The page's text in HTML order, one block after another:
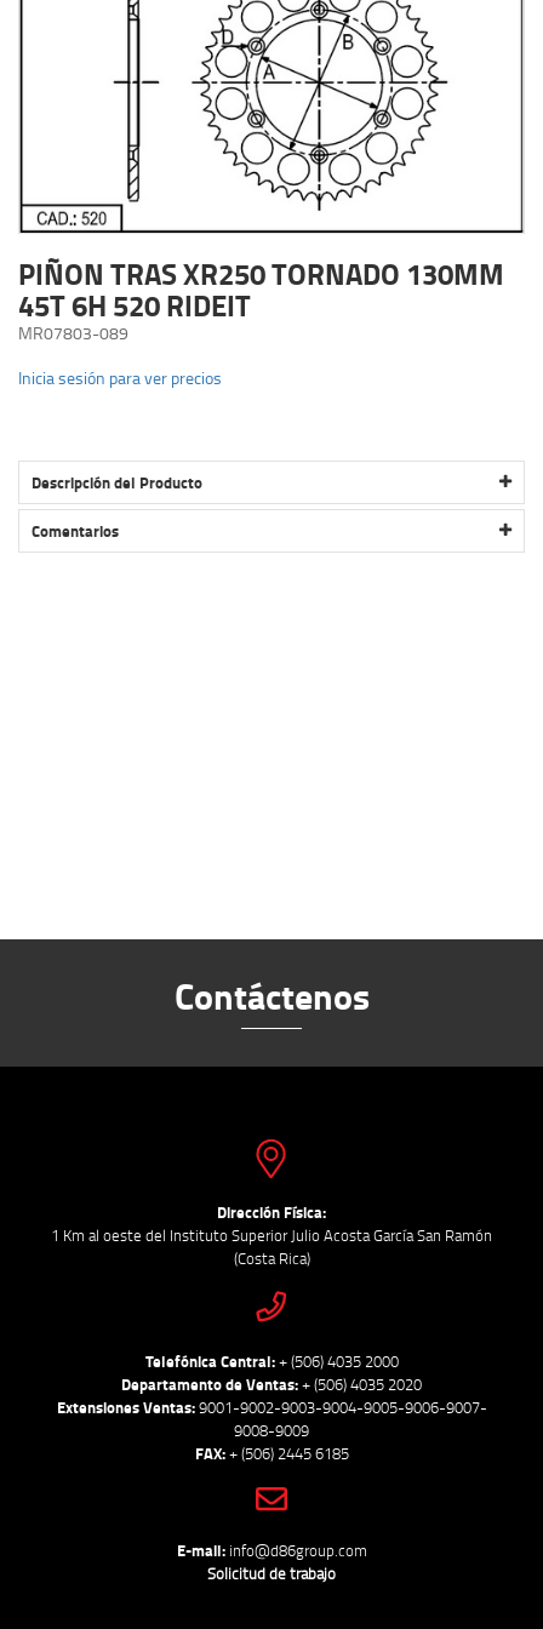
PIÑON TRAS XR250 TORNADO 130MM
45T 6H 520 RIDEIT
MR07803-089
Inicia sesión para ver precios
Descripción del Producto
PIÑON TRAS XR250 TORNADO 130MM 45T 6H 520 RIDEIT
Comentarios
Contáctenos
Dirección Física:
1 Km al oeste del Instituto Superior Julio Acosta García San Ramón
(Costa Rica)
Telefónica Central:+ (506) 4035 2000
Departamento de Ventas:+ (506) 4035 2020
Extensiones Ventas:9001-9002-9003-9004-9005-9006-9007-
9008-9009
FAX:+ (506) 2445 6185
E-mail: info@d86group.com
Solicitud de trabajo